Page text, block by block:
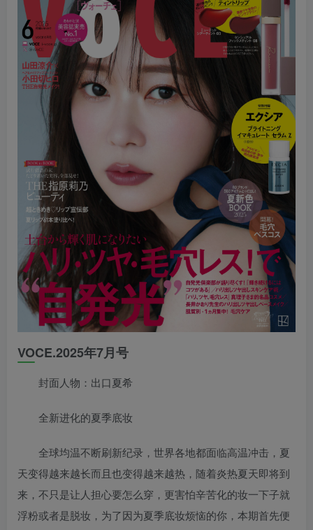
VOCE.2025年7月号
封面人物：出口夏希
全新进化的夏季底妆
全球均温不断刷新纪录，世界各地都面临高温冲击，夏
天变得越来越长而且也变得越来越热，随着炎热夏天即将到
来，不只是让人担心要怎么穿，更害怕辛苦化的妆一下子就
浮粉或者是脱妆，为了因为夏季底妆烦恼的你，本期首先便